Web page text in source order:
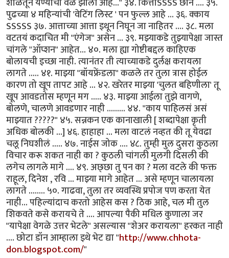
पुढच्या ४ महिन्यांची 'वेटिंग लिस्ट ' पन फुल्ल आहे ... ३६. क्काय
SSSSS ३७. आत्ताच्या आत्ता इथून निघून जा नाहितर .... ३८. मला
वटतयं कदाचित मी "एंगेज" असेन ... ३९. मझ्याकडे तुझ्यापेक्षा जास्त
चांगले "ऑप्शन" आहेत... ४०. मला ह्या गोष्टीबद्दल काहिएक
बोलायची इच्छा नाही. त्यानंतर ती त्याच्याकडे दुर्लक्ष करायला
लागते ..... ४१. माझ्या "बॉयफ्रेंडला" कळले तर तुला त्रास होईल
कारण तो खूप तापट आहे ... ४२. खरेतर माझ्या 'चुलत बहिणीला' तू
खूप आवडतोस म्हणून मग ..... ४३. माझ्या आईला तुझे वागणे,
बोलणे, चालणे आवडणार नाही ......... ४४. "काय पाहिलसं असं
माझ्यात ?????" ४५. सन्नकन एक कानाखाली [ शब्दापेक्षा कृती
अधिक बोलकी ...] ४६. हाहाहा ... मला वाटलं नव्हत की तू येवढा
चलू निघशीलं ..... ४७. नाईस जोक .... ४८. तुम्ही मुल दुसरा कुठला
विचार करू शकत नाही का ? कुठली चांगली मुलगी दिसली की
लगेच लागले मागे .... ४९. अछ्छा तु पन का ? मला वटले की फक्त
राहूल, दिनेश , रवि ... माझ्या मागे आहेत ... असे म्हणून चालायला
लागते ........ ५०. गाढवा, तुला तर व्यवस्थि प्रपोज पण करता येत
नाही... पहिल्यांदाच करतो आहेस कस ? ठिक आहे, चल मी तुल
शिकवते कसे करायचे ते .... आपल्या पैकी मधिल कुणाला जर
"यापेक्षा वेगळे उत्तर भेटले" असल्यास "शेअर करायला" हरकत नाही
.... छोटा डॉन आम्हाला इथे भेट द्या "http://www.chhota-
don.blogspot.com/"